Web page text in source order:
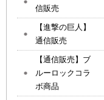
信販売
【進撃の巨人】
通信販売
【通信販売】ブ
ルーロックコラ
ボ商品